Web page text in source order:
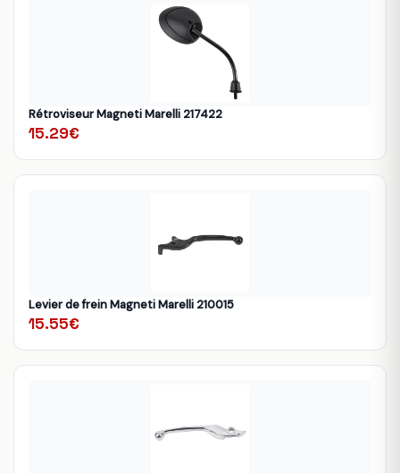
Rétroviseur Magneti Marelli 217422
15.29€
Levier de frein Magneti Marelli 210015
15.55€